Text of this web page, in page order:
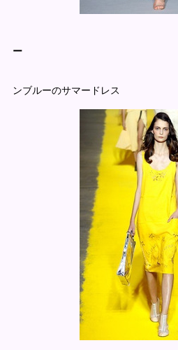
ー
地中海を思
ンブルーのサマードレス